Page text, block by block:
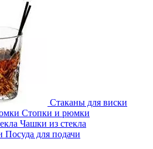
Стаканы для виски
Стопки и рюмки
Чашки из стекла
Посуда для подачи